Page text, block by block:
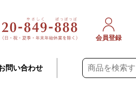
問い合わせ
会員登録